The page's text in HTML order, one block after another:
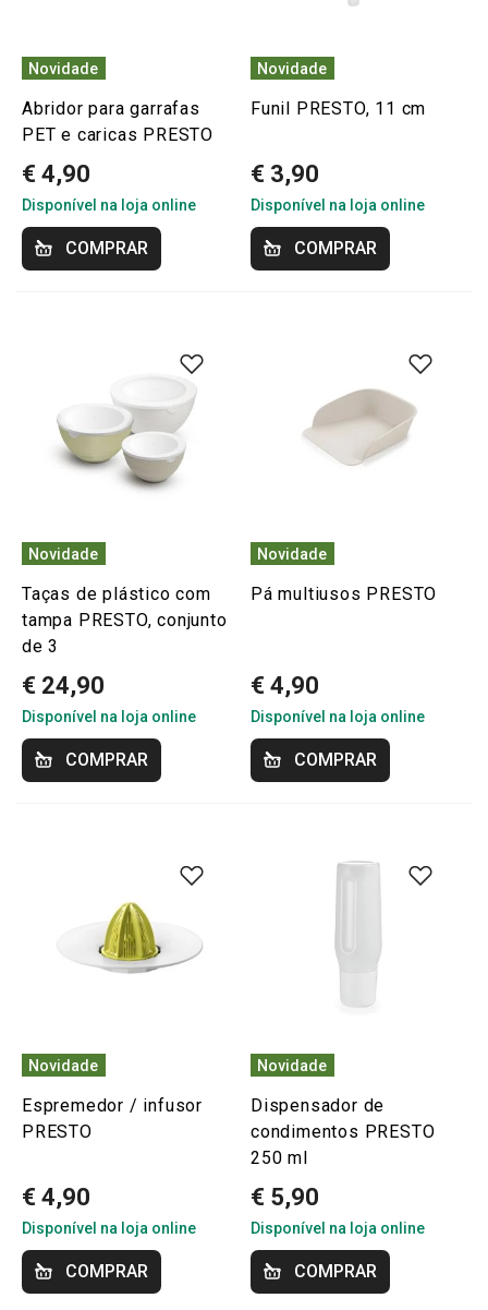
Novidade
Abridor para garrafas
PET e caricas PRESTO
€ 4,90
Disponível na loja online
COMPRAR
Novidade
Funil PRESTO, 11 cm
€ 3,90
Disponível na loja online
COMPRAR
Novidade
Taças de plástico com
tampa PRESTO, conjunto
de 3
€ 24,90
Disponível na loja online
COMPRAR
Novidade
Pá multiusos PRESTO
€ 4,90
Disponível na loja online
COMPRAR
Novidade
Espremedor / infusor
PRESTO
€ 4,90
Disponível na loja online
COMPRAR
Novidade
Dispensador de
condimentos PRESTO
250 ml
€ 5,90
Disponível na loja online
COMPRAR